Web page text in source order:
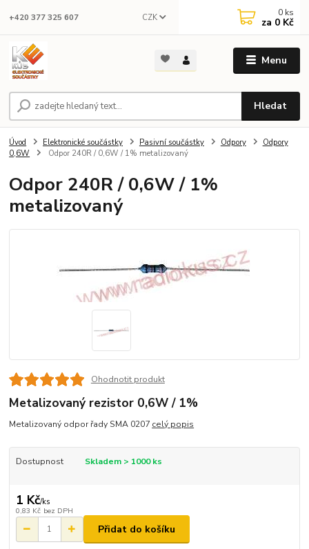
Menu
CZK
Hledat
+420 377 325 607 0 ks
za 0 Kč
Úvod Elektronické součástky Pasivní součástky Odpory
Odpory
0,6W
Odpor 240R / 0,6W / 1% metalizovaný
Odpor 240R / 0,6W / 1%
metalizovaný
Ohodnotit produkt
Metalizovaný rezistor 0,6W / 1%
Metalizovaný odpor řady SMA 0207 celý popis
Dostupnost Skladem > 1000 ks
1 Kč/ks
0,83 Kč bez DPH
Přidat do košíku